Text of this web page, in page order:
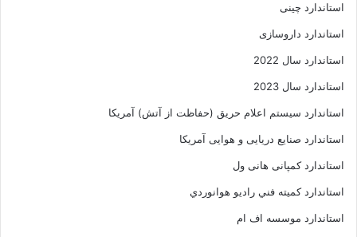
استاندارد چینی
استاندارد داروسازی
استاندارد سال 2022
استاندارد سال 2023
استاندارد سیستم اعلام حریق (حفاظت از آتش) آمریکا
استاندارد صنایع دریایی و هوایی آمریکا
استاندارد کمپانی هانی ول
استاندارد کميته فني راديو هوانوردي
استاندارد موسسه اف ام